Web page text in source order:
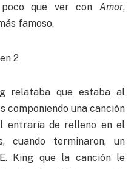
poco que ver con Amor,
famoso.
relataba que estaba al
componiendo una canción
entraría de relleno en el
cuando terminaron, un
King que la canción le